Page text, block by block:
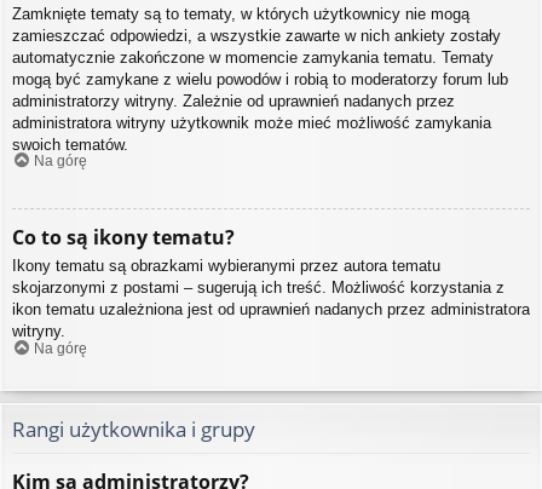
Zamknięte tematy są to tematy, w których użytkownicy nie mogą
zamieszczać odpowiedzi, a wszystkie zawarte w nich ankiety zostały
automatycznie zakończone w momencie zamykania tematu. Tematy
mogą być zamykane z wielu powodów i robią to moderatorzy forum lub
administratorzy witryny. Zależnie od uprawnień nadanych przez
administratora witryny użytkownik może mieć możliwość zamykania
swoich tematów.
Na górę
Co to są ikony tematu?
Ikony tematu są obrazkami wybieranymi przez autora tematu
skojarzonymi z postami – sugerują ich treść. Możliwość korzystania z
ikon tematu uzależniona jest od uprawnień nadanych przez administratora
witryny.
Na górę
Rangi użytkownika i grupy
Kim są administratorzy?